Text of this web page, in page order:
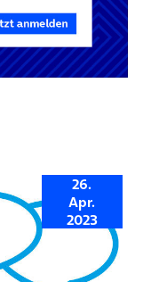
26.
Apr.
2023